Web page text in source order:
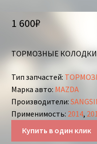
1 600₽
ТОРМОЗНЫЕ КОЛОДКИ
Тип запчастей:
Марка авто: MAZDA
Производители:
Применимость: 2014,
Купить в один клик